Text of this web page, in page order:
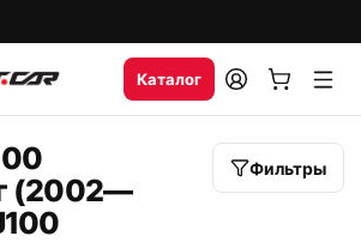
Каталог
(2002—
Фильтры